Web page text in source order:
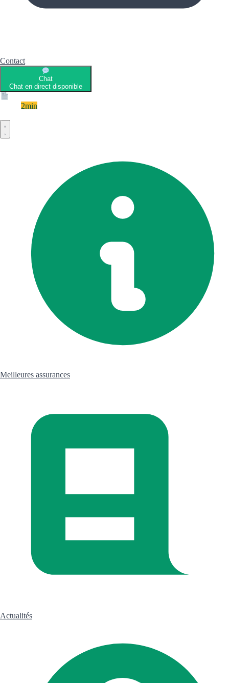
Contact
Chat
Chat en direct disponible
2min
Meilleures assurances
Actualités